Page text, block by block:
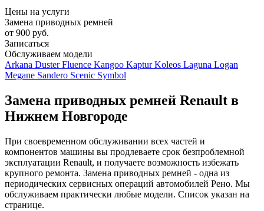
Цены на услуги
Замена приводных ремней
от 900 руб.
Записаться
Обслуживаем модели
Arkana DusterFluence Kangoo KapturKoleos Laguna Logan
Megane Sandero Scenic Symbol
Замена приводных ремней Renault в
Нижнем Новгороде
При своевременном обслуживании всех частей и
компонентов машины вы продлеваете срок безпроблемной
эксплуатации Renault, и получаете возможность избежать
крупного ремонта. Замена приводных ремней - одна из
периодических сервисных операций автомобилей Рено. Мы
обслуживаем практически любые модели. Список указан на
странице.